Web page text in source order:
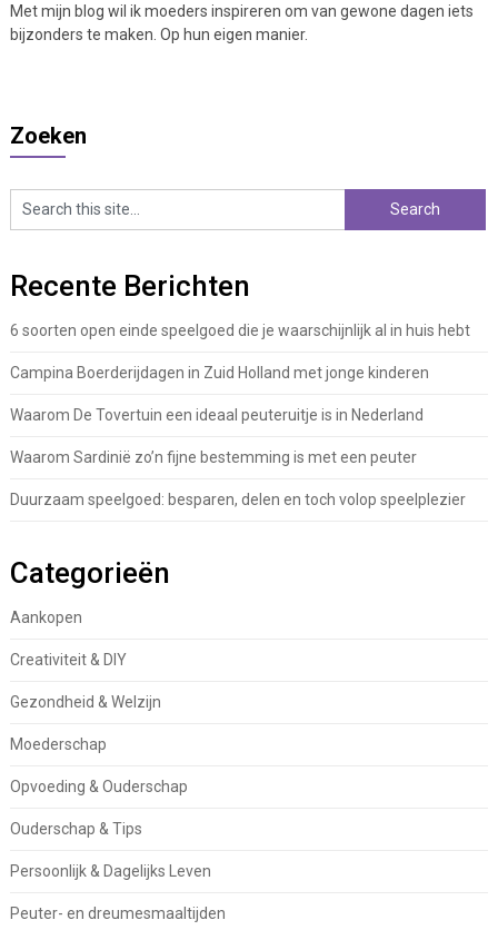
Met mijn blog wil ik moeders inspireren om van gewone dagen iets
bijzonders te maken. Op hun eigen manier.
Zoeken
Recente Berichten
6 soorten open einde speelgoed die je waarschijnlijk al in huis hebt
Campina Boerderijdagen in Zuid Holland met jonge kinderen
Waarom De Tovertuin een ideaal peuteruitje is in Nederland
Waarom Sardinië zo’n fijne bestemming is met een peuter
Duurzaam speelgoed: besparen, delen en toch volop speelplezier
Categorieën
Aankopen
Creativiteit & DIY
Gezondheid & Welzijn
Moederschap
Opvoeding & Ouderschap
Ouderschap & Tips
Persoonlijk & Dagelijks Leven
Peuter- en dreumesmaaltijden